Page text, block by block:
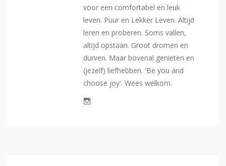
voor een comfortabel en leuk
leven. Puur en Lekker Leven. Altijd
leren en proberen. Soms vallen,
altijd opstaan. Groot dromen en
durven. Maar bovenal genieten en
(jezelf) liefhebben. 'Be you and
choose joy'. Wees welkom.